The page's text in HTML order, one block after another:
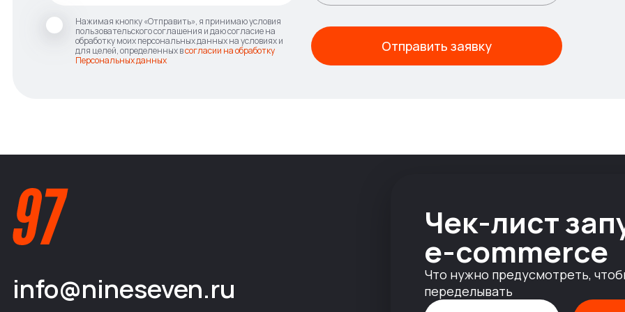
Нажимая кнопку «Отправить», я принимаю условия
пользовательского соглашения и даю согласие на
обработку моих персональных данных на условиях и
для целей, определенных всогласии на обработку
Персональных данных
Отправить заявку
info@nineseven.ru
Чек-лист
e-commerce
Что нужно предусмотреть,
переделывать